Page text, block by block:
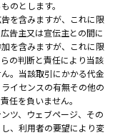
のとします。
を含みますが、これに限
告主又は宣伝主との間に
を含みますが、これに限
の判断と責任により当該
。当該取引にかかる代金
イセンスの有無その他の
任を負いません。
ツ、ウェブページ、その
、利用者の要望により変